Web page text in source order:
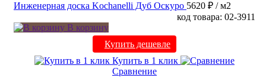
Инженерная доска Kochanelli Дуб Оскуро 5620 ₽ / м2
код товара: 02-3911
В корзину
Купить дешевле
Купить в 1 клик
Сравнение